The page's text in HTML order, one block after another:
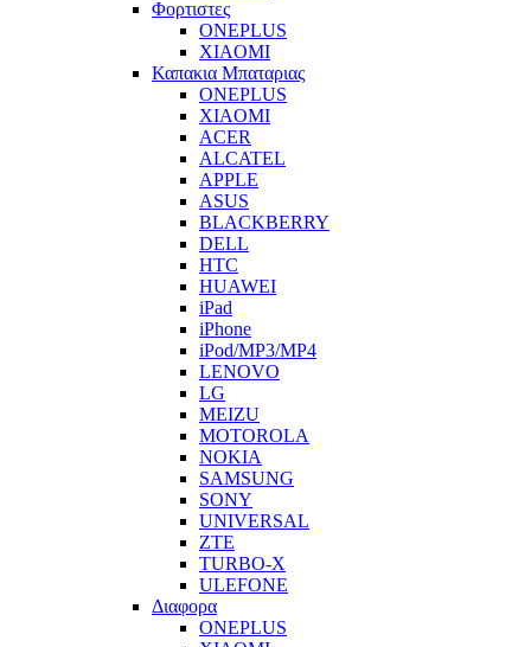
Φορτιστες
ONEPLUS
XIAOMI
Καπακια Μπαταριας
ONEPLUS
XIAOMI
ACER
ALCATEL
APPLE
ASUS
BLACKBERRY
DELL
HTC
HUAWEI
iPad
iPhone
iPod/MP3/MP4
LENOVO
LG
MEIZU
MOTOROLA
NOKIA
SAMSUNG
SONY
UNIVERSAL
ZTE
TURBO-X
ULEFONE
Διαφορα
ONEPLUS